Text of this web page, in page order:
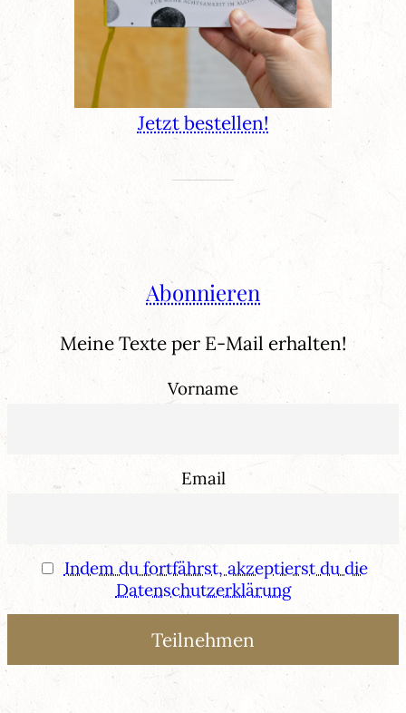
Jetzt bestellen!
Abonnieren
Meine Texte per E-Mail erhalten!
Vorname
Email
Indem du fortfährst, akzeptierst du die
Datenschutzerklärung